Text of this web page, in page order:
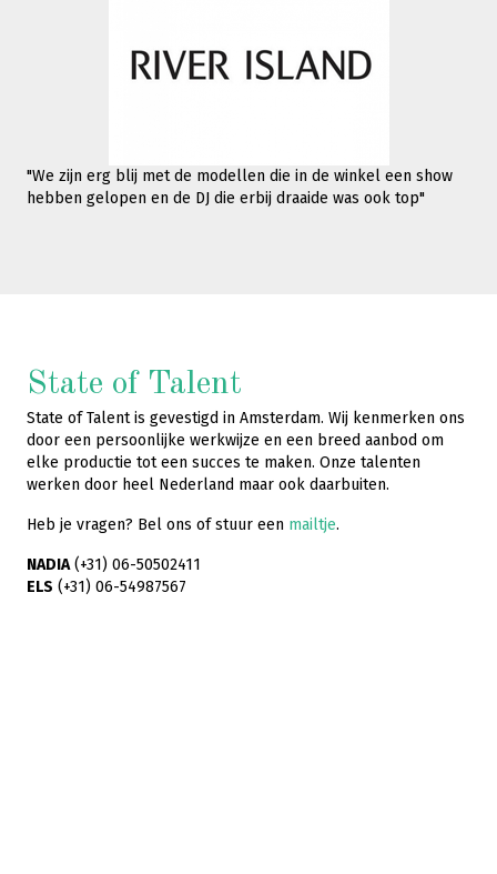
"We zijn erg blij met de modellen die in de winkel een show
hebben gelopen en de DJ die erbij draaide was ook top"
State of Talent
State of Talent is gevestigd in Amsterdam. Wij kenmerken ons
door een persoonlijke werkwijze en een breed aanbod om
elke productie tot een succes te maken. Onze talenten
werken door heel Nederland maar ook daarbuiten.
Heb je vragen? Bel ons of stuur een mailtje.
NADIA(+31) 06-50502411
ELS (+31) 06-54987567